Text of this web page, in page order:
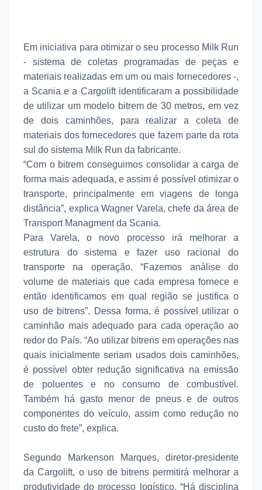
Em iniciativa para otimizar o seu processo Milk Run
- sistema de coletas programadas de peças e
materiais realizadas em um ou mais fornecedores -,
a Scania e a Cargolift identificaram a possibilidade
de utilizar um modelo bitrem de 30 metros, em vez
de dois caminhões, para realizar a coleta de
materiais dos fornecedores que fazem parte da rota
sul do sistema Milk Run da fabricante.
“Com o bitrem conseguimos consolidar a carga de
forma mais adequada, e assim é possível otimizar o
transporte, principalmente em viagens de longa
distância”, explica Wagner Varela, chefe da área de
Transport Managment da Scania.
Para Varela, o novo processo irá melhorar a
estrutura do sistema e fazer uso racional do
transporte na operação. “Fazemos análise do
volume de materiais que cada empresa fornece e
então identificamos em qual região se justifica o
uso de bitrens”. Dessa forma, é possível utilizar o
caminhão mais adequado para cada operação ao
redor do País. “Ao utilizar bitrens em operações nas
quais inicialmente seriam usados dois caminhões,
é possível obter redução significativa na emissão
de poluentes e no consumo de combustível.
Também há gasto menor de pneus e de outros
componentes do veículo, assim como redução no
custo do frete”, explica.
Segundo Markenson Marques, diretor-presidente
da Cargolift, o uso de bitrens permitirá melhorar a
produtividade do processo logístico. “Há disciplina